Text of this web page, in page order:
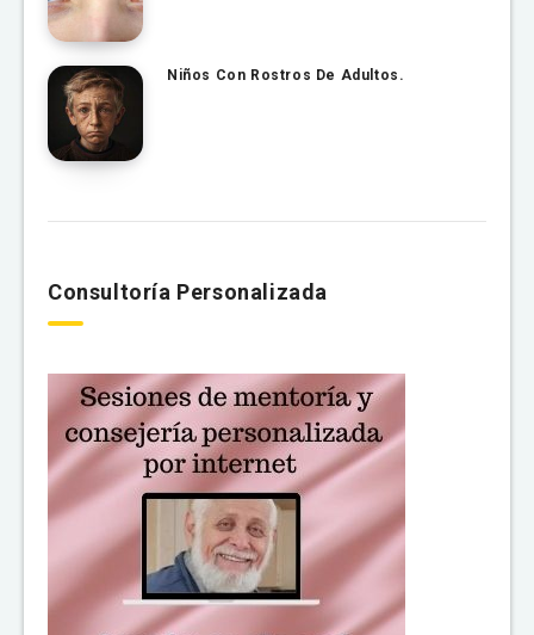
Niños Con Rostros De Adultos.
Consultoría Personalizada